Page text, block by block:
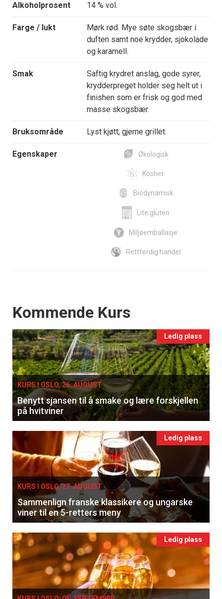
Alkoholprosent 14 % vol.
Farge / lukt
Mørk rød. Mye søte skogsbær i
duften samt noe krydder, sjokolade
og karamell.
Smak
Saftig krydret anslag, gode syrer,
krydderpreget holder seg helt ut i
finishen som er frisk og god med
masse skogsbær.
Bruksområde Lyst kjøtt, gjerne grillet.
Egenskaper Økologisk
Kosher
Biodynamisk
Lite gluten
Miljøemballasje
Rettferdig handel
Events
Kommende Kurs
Ledig plass
KURS I OSLO, 26. AUGUST
Benytt sjansen til å smake og lære forskjellen
på hvitviner
Ledig plass
KURS I OSLO, 27. AUGUST
Sammenlign franske klassikere og ungarske
viner til en 5-retters meny
Ledig plass